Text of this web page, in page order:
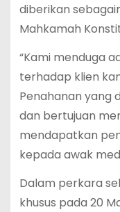
diberikan
Mahkamah
“Kami menduga
terhadap klien
Penahanan yang
dan bertujuan
mendapatkan
kepada awak
Dalam perkara
khusus pada 20